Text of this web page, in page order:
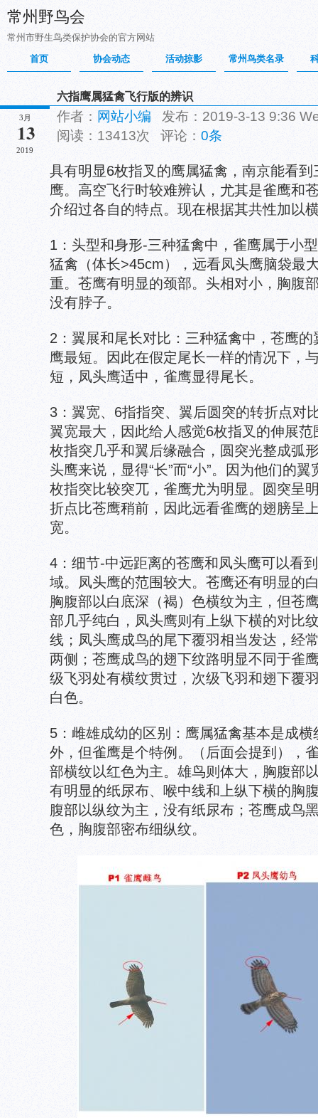
常州野鸟会
常州市野生鸟类保护协会的官方网站
首页
协会动态 活动掠影 常州鸟类名录
3月
13
2019
六指鹰属猛禽飞行版的辨识
作者： 网站小编 发布：2019-3-13 9:36
阅读：13413次 评论： 0条
具有明显6枚指叉的鹰属猛禽，南京能看
鹰。高空飞行时较难辨认，尤其是雀鹰和
介绍过各自的特点。现在根据其共性加以
1：头型和身形-三种猛禽中，雀鹰属于小
猛禽（体长>45cm），远看凤头鹰脑袋最
重。苍鹰有明显的颈部。头相对小，胸腹
没有脖子。
2：翼展和尾长对比：三种猛禽中，苍鹰
鹰最短。因此在假定尾长一样的情况下，
短，凤头鹰适中，雀鹰显得尾长。
3：翼宽、6指指突、翼后圆突的转折点对
翼宽最大，因此给人感觉6枚指叉的伸展范
枚指突几乎和翼后缘融合，圆突光整成弧
头鹰来说，显得“长”而“小”。因为他们的
枚指突比较突兀，雀鹰尤为明显。圆突呈
折点比苍鹰稍前，因此远看雀鹰的翅膀呈
宽。
4：细节-中远距离的苍鹰和凤头鹰可以看
域。凤头鹰的范围较大。苍鹰还有明显的
胸腹部以白底深（褐）色横纹为主，但苍
部几乎纯白，凤头鹰则有上纵下横的对比
线；凤头鹰成鸟的尾下覆羽相当发达，经
两侧；苍鹰成鸟的翅下纹路明显不同于雀
级飞羽处有横纹贯过，次级飞羽和翅下覆
白色。
5：雌雄成幼的区别：鹰属猛禽基本是成
外，但雀鹰是个特例。（后面会提到），
部横纹以红色为主。雄鸟则体大，胸腹部
有明显的纸尿布、喉中线和上纵下横的胸
腹部以纵纹为主，没有纸尿布；苍鹰成鸟
色，胸腹部密布细纵纹。